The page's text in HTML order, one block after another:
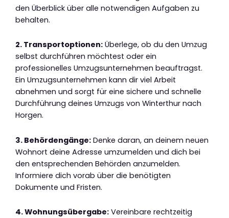
den Überblick über alle notwendigen Aufgaben zu
behalten.
2. Transportoptionen: Überlege, ob du den Umzug
selbst durchführen möchtest oder ein
professionelles Umzugsunternehmen beauftragst.
Ein Umzugsunternehmen kann dir viel Arbeit
abnehmen und sorgt für eine sichere und schnelle
Durchführung deines Umzugs von Winterthur nach
Horgen.
3. Behördengänge: Denke daran, an deinem neuen
Wohnort deine Adresse umzumelden und dich bei
den entsprechenden Behörden anzumelden.
Informiere dich vorab über die benötigten
Dokumente und Fristen.
4. Wohnungsübergabe: Vereinbare rechtzeitig